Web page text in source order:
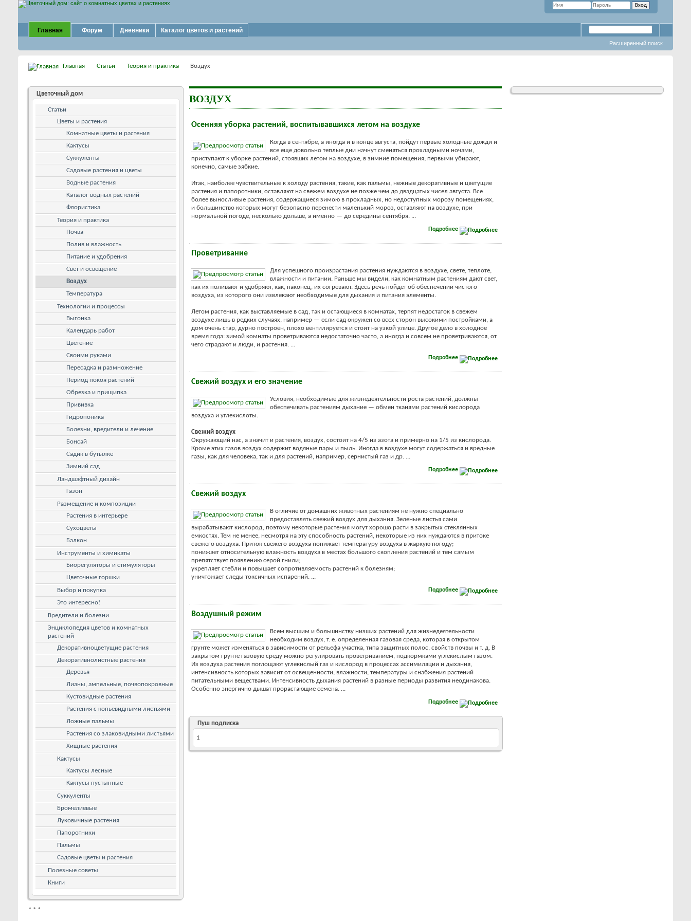
Главная Форум Дневники Каталог цветов и растений
Расширенный поиск
Главная Статьи Теория и практика Воздух
ВОЗДУХ
Осенняя уборка растений, воспитывавшихся летом на воздухе
Когда в сентябре, а иногда и в конце августа, пойдут первые холодные дожди и
все еще довольно теплые дни начнут сменяться прохладными ночами,
приступают к уборке растений, стоявших летом на воздухе, в зимние помещения; первыми убирают,
конечно, самые зябкие.
Итак, наиболее чувствительные к холоду растения, такие, как пальмы, нежные декоративные и цветущие
растения и папоротники, оставляют на свежем воздухе не позже чем до двадцатых чисел августа. Все
более выносливые растения, содержащиеся зимою в прохладных, но недоступных морозу помещениях,
и большинство которых могут безопасно перенести маленький мороз, оставляют на воздухе, при
нормальной погоде, несколько дольше, а именно — до середины сентября. ...
Подробнее
Проветривание
Для успешного произрастания растения нуждаются в воздухе, свете, теплоте,
влажности и питании. Раньше мы видели, как комнатным растениям дают свет,
как их поливают и удобряют, как, наконец, их согревают. Здесь речь пойдет об обеспечении чистого
воздуха, из которого они извлекают необходимые для дыхания и питания элементы.
Летом растения, как выставляемые в сад, так и остающиеся в комнатах, терпят недостаток в свежем
воздухе лишь в редких случаях, например — если сад окружен со всех сторон высокими постройками, а
дом очень стар, дурно построен, плохо вентилируется и стоит на узкой улице. Другое дело в холодное
время года: зимой комнаты проветриваются недостаточно часто, а иногда и совсем не проветриваются, от
чего страдают и люди, и растения. ...
Подробнее
Свежий воздух и его значение
Условия, необходимые для жизнедеятельности роста растений, должны
обеспечивать растениям дыхание — обмен тканями растений кислорода
воздуха и углекислоты.
Свежий воздух
Окружающий нас, а значит и растения, воздух, состоит на 4/5 из азота и примерно на 1/5 из кислорода.
Кроме этих газов воздух содержит водяные пары и пыль. Иногда в воздухе могут содержаться и вредные
газы, как для человека, так и для растений, например, сернистый газ и др. ...
Подробнее
Свежий воздух
В отличие от домашних животных растениям не нужно специально
предоставлять свежий воздух для дыхания. Зеленые листья сами
вырабатывают кислород, поэтому некоторые растения могут хорошо расти в закрытых стеклянных
емкостях. Тем не менее, несмотря на эту способность растений, некоторые из них нуждаются в притоке
свежего воздуха. Приток свежего воздуха понижает температуру воздуха в жаркую погоду;
понижает относительную влажность воздуха в местах большого скопления растений и тем самым
препятствует появлению серой гнили;
укрепляет стебли и повышает сопротивляемость растений к болезням;
уничтожает следы токсичных испарений. ...
Подробнее
Воздушный режим
Всем высшим и большинству низших растений для жизнедеятельности
необходим воздух, т. е. определенная газовая среда, которая в открытом
грунте может изменяться в зависимости от рельефа участка, типа защитных полос, свойств почвы и т. д. В
закрытом грунте газовую среду можно регулировать проветриванием, подкормками углекислым газом.
Из воздуха растения поглощают углекислый газ и кислород в процессах ассимиляции и дыхания,
интенсивность которых зависит от освещенности, влажности, температуры и снабжения растений
питательными веществами. Интенсивность дыхания растений в разные периоды развития неодинакова.
Особенно энергично дышат прорастающие семена. ...
Подробнее
Пуш подписка
1
Цветочный дом
Статьи
Цветы и растения
Комнатные цветы и растения
Кактусы
Суккуленты
Садовые растения и цветы
Водные растения
Каталог водных растений
Флористика
Теория и практика
Почва
Полив и влажность
Питание и удобрения
Свет и освещение
Воздух
Температура
Технологии и процессы
Выгонка
Календарь работ
Цветение
Своими руками
Пересадка и размножение
Период покоя растений
Обрезка и прищипка
Прививка
Гидропоника
Болезни, вредители и лечение
Бонсай
Садик в бутылке
Зимний сад
Ландшафтный дизайн
Газон
Размещение и композиции
Растения в интерьере
Сухоцветы
Балкон
Инструменты и химикаты
Биорегуляторы и стимуляторы
Цветочные горшки
Выбор и покупка
Это интересно!
Вредители и болезни
Энциклопедия цветов и комнатных
растений
Декоративноцветущие растения
Декоративнолистные растения
Деревья
Лианы, ампельные, почвопокровные
Кустовидные растения
Растения с копьевидными листьями
Ложные пальмы
Растения со злаковидными листьями
Хищные растения
Кактусы
Кактусы лесные
Кактусы пустынные
Суккуленты
Бромелиевые
Луковичные растения
Папоротники
Пальмы
Садовые цветы и растения
Полезные советы
Книги
* * *